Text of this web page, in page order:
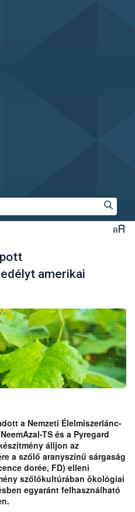
amerikai
a Nemzeti Élelmiszerlánc-
TS és a Pyregard
álljon az
a szőlő aranyszínű sárgaság
dorée, FD) elleni
szőlőkultúrában ökológiai
egyaránt felhasználható